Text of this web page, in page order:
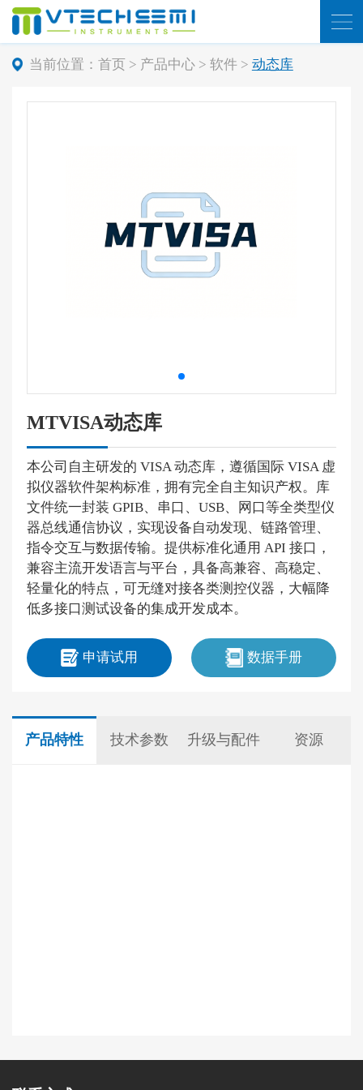
当前位置： 首页 > 产品中心> 软件> 动态库
MTVISA动态库
本公司自主研发的 VISA 动态库，遵循国际 VISA 虚
拟仪器软件架构标准，拥有完全自主知识产权。库
文件统一封装 GPIB、串口、USB、网口等全类型仪
器总线通信协议，实现设备自动发现、链路管理、
指令交互与数据传输。提供标准化通用 API 接口，
兼容主流开发语言与平台，具备高兼容、高稳定、
轻量化的特点，可无缝对接各类测控仪器，大幅降
低多接口测试设备的集成开发成本。
申请试用 数据手册
产品特性 技术参数 升级与配件 资源